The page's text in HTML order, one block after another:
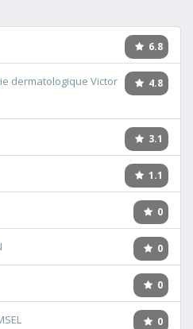
6.8
4.8
dermatologique Victor
3.1
1.1
0
0
0
0